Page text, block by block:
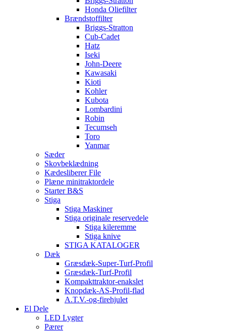
Honda Oliefilter
Brændstoffilter
Briggs-Stratton
Cub-Cadet
Hatz
Iseki
John-Deere
Kawasaki
Kioti
Kohler
Kubota
Lombardini
Robin
Tecumseh
Toro
Yanmar
Sæder
Skovbeklædning
Kædesliberer File
Plæne minitraktordele
Starter B&S
Stiga
Stiga Maskiner
Stiga originale reservedele
Stiga kileremme
Stiga knive
STIGA KATALOGER
Dæk
Græsdæk-Super-Turf-Profil
Græsdæk-Turf-Profil
Kompakttraktor-enakslet
Knopdæk-AS-Profil-flad
A.T.V.-og-firehjulet
El Dele
LED Lygter
Pærer